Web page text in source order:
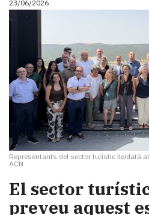
23/06/2026
Representants del sector turístic lleidatà
ACN
El sector
preveu aquest